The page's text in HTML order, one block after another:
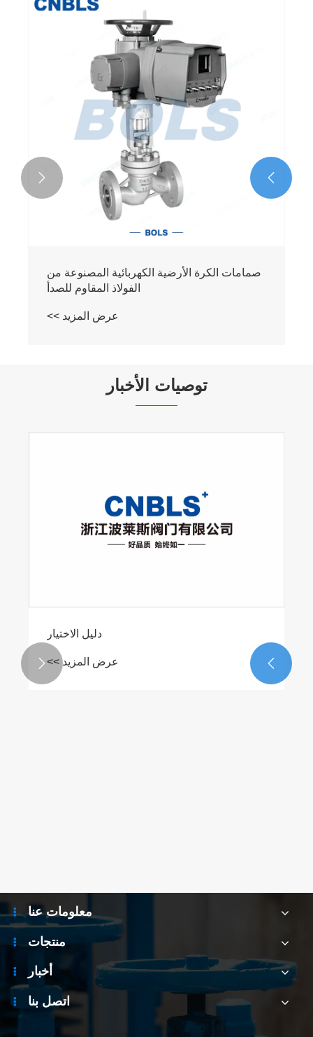
صمامات الكرة الأرضية الكهربائية المصنوعة من
الفولاذ المقاوم للصدأ
عرض المزيد >>


توصيات الأخبار
دليل الاختيار
عرض المزيد >> 

معلومات عنا
منتجات
أخبار
اتصل بنا